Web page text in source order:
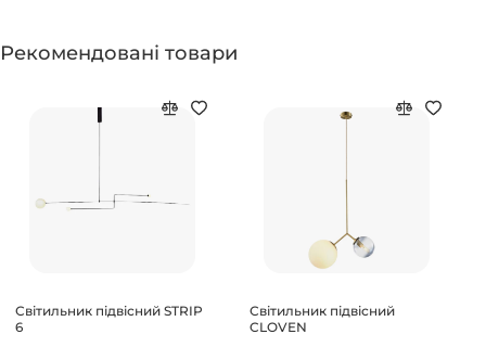
Рекомендовані товари
Світильник підвісний STRIP
6
Світильник підвісний
CLOVEN